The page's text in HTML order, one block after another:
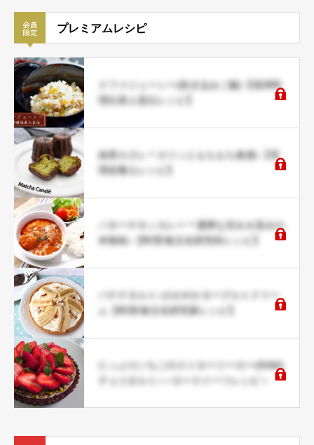
プレミアムレシピ
クファジューシー(炊き込みご飯)【琉球料
理伝承人直伝レシピ】
抹茶カヌレ＊カリッともちもち食感♪【管
理栄養士レシピ】
バターチキンカレー＊濃厚な甘み＆旨みの
本格味♪【料理/食文化研究科レシピ】
バナナタルト♪さわやかヨーグルトクリー
ム【料理/食文化研究家レシピ】
たっぷりいちごのストロベリーロー(RAW)